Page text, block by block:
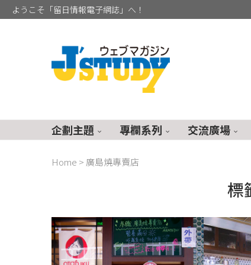
ようこそ「留日情報電子網誌」へ！
企劃主題 專欄系列 交流廣場
Home > 廣島燒專賣店
標